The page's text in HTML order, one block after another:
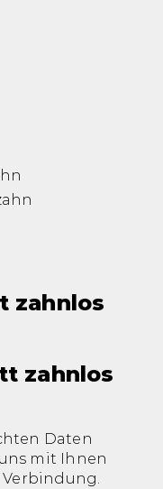
zahnlos
zahnlos
Daten
mit Ihnen